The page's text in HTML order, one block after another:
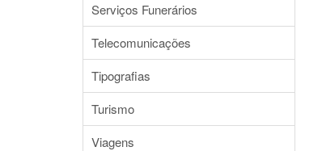
Serviços Funerários
Telecomunicações
Tipografias
Turismo
Viagens